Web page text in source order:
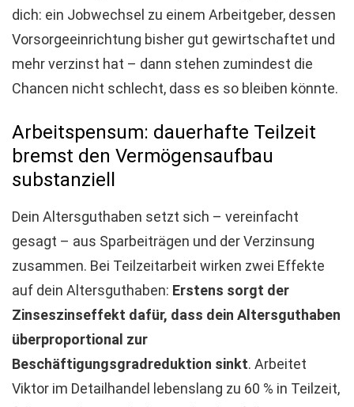
dich: ein Jobwechsel zu einem Arbeitgeber, dessen
Vorsorgeeinrichtung bisher gut gewirtschaftet und
mehr verzinst hat – dann stehen zumindest die
Chancen nicht schlecht, dass es so bleiben könnte.
Arbeitspensum: dauerhafte Teilzeit
bremst den Vermögensaufbau
substanziell
Dein Altersguthaben setzt sich – vereinfacht
gesagt – aus Sparbeiträgen und der Verzinsung
zusammen. Bei Teilzeitarbeit wirken zwei Effekte
auf dein Altersguthaben: Erstens sorgt der
Zinseszinseffekt dafür, dass dein Altersguthaben
überproportional zur
Beschäftigungsgradreduktion sinkt. Arbeitet
Viktor im Detailhandel lebenslang zu 60 % in Teilzeit,